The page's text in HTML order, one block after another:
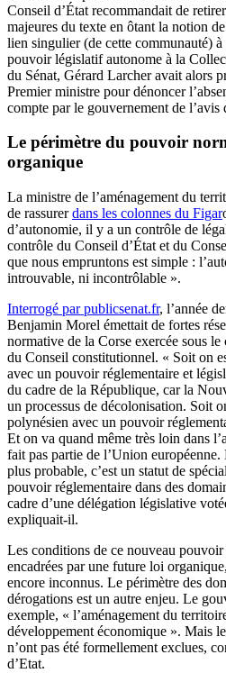
Conseil d’État recommandait de
majeures du texte en ôtant la notion
lien singulier (de cette communauté)
pouvoir législatif autonome à la
du Sénat, Gérard Larcher avait alors
Premier ministre pour dénoncer
compte par le gouvernement de l’avis
Le périmètre du pouvoir
organique
La ministre de l’aménagement du
de rassurerdans les colonnes du Figar
d’autonomie, il y a un contrôle de
contrôle du Conseil d’État et du
que nous empruntons est simple :
introuvable, ni incontrôlable ».
Interrogé par publicsenat.fr, l’année
Benjamin Morel émettait de fortes
normative de la Corse exercée sous
du Conseil constitutionnel. « Soit on
avec un pouvoir réglementaire et
du cadre de la République, car la
un processus de décolonisation. Soit
polynésien avec un pouvoir
Et on va quand même très loin dans
fait pas partie de l’Union
plus probable, c’est un statut de
pouvoir réglementaire dans des
cadre d’une délégation législative
expliquait-il.
Les conditions de ce nouveau
encadrées par une future loi
encore inconnus. Le périmètre des
dérogations est un autre enjeu. Le
exemple, « l’aménagement du
développement économique ». Mais
n’ont pas été formellement exclues,
d’Etat.